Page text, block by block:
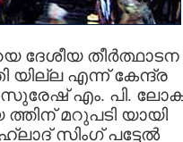
തീര്‍ത്ഥാടന
യില്ല എന്ന് കേന്ദ്ര
സുരേഷ് എം. പി.
മറുപടി യായി
സിംഗ് പട്ടേല്‍